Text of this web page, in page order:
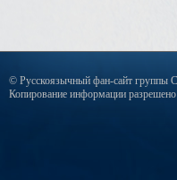
© Русскоязычный фан-сайт группы
Копирование информации